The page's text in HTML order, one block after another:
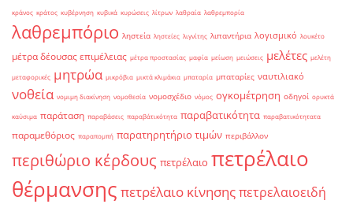
κράνος κράτος κυβέρνηση κυβικά κυρώσεις λίτρων λαθραία λαθρεμπορία
λαθρεμπόριο ληστεία ληστείες λιγνίτης λιπαντήρια λογισμικό λουκέτο
μέτρα δέουσας επιμέλειας μέτρα προστασίας μαφία μείωση μειώσεις μελέτες μελέτη
μεταφορικές μητρώα μικρόβια μικτά κλιμάκια μπαταρία μπαταρίες ναυτιλιακό
νοθεία νομιμη διακίνηση νομοθεσία νομοσχέδιο νόμος ογκομέτρηση οδηγοί ορυκτά
καύσιμα παράταση παραβάσεις παραβάτικότητα παραβατικότητα παραβατικότητατα
παραμεθόριος παραπομπή παρατηρητήριο τιμών περιβάλλον
περιθώριο κέρδους πετρέλαιο πετρέλαιο
θέρμανσης πετρέλαιο κίνησηςπετρελαιοειδή